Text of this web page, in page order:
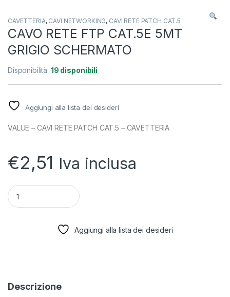
CAVETTERIA, CAVI NETWORKING, CAVI RETE PATCH CAT.5
CAVO RETE FTP CAT.5E 5MT
GRIGIO SCHERMATO
Disponibilità: 19 disponibili
Aggiungi alla lista dei desideri
VALUE – CAVI RETE PATCH CAT.5 – CAVETTERIA
€2,51 Iva inclusa
quantità CAVO RETE FTP CAT.5E 5MT GRIGIO SCHERMATO
Aggiungi alla lista dei desideri
Descrizione